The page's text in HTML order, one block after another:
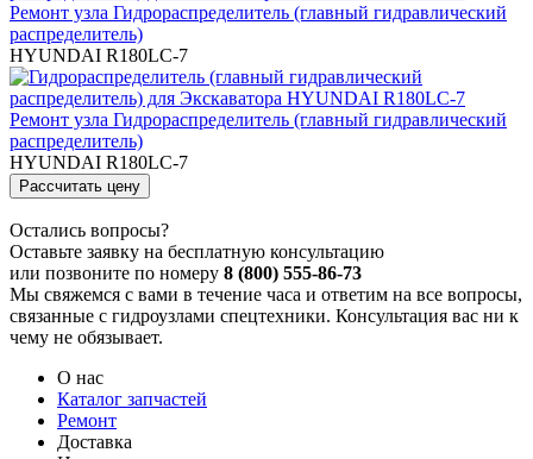
Ремонт узла Гидрораспределитель (главный гидравлический
распределитель)
HYUNDAI R180LC-7
Ремонт узла Гидрораспределитель (главный гидравлический
распределитель)
HYUNDAI R180LC-7
Остались вопросы?
Оставьте заявку на бесплатную консультацию
или позвоните по номеру 8 (800) 555-86-73
Мы свяжемся с вами в течение часа и ответим на все вопросы,
связанные с гидроузлами спецтехники. Консультация вас ни к
чему не обязывает.
О нас
Каталог запчастей
Ремонт
Доставка